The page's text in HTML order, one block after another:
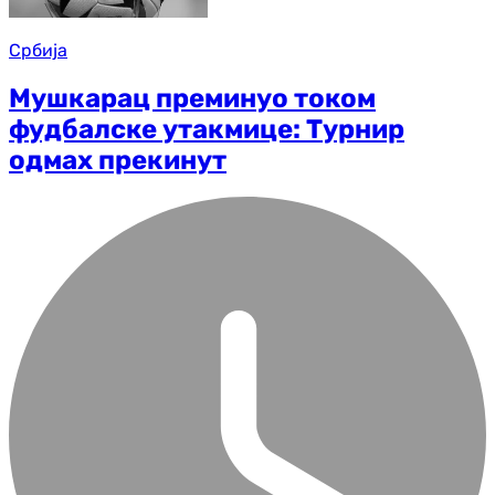
Србија
Мушкарац преминуо током
фудбалске утакмице: Турнир
одмах прекинут